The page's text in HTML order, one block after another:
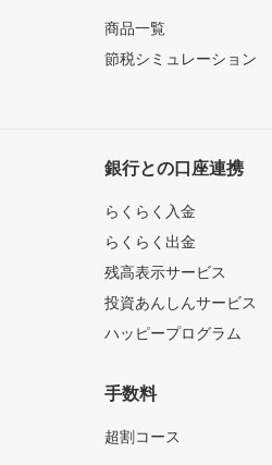
商品一覧
節税シミュレーション
銀行との口座連携
らくらく入金
らくらく出金
残高表示サービス
投資あんしんサービス
ハッピープログラム
手数料
超割コース